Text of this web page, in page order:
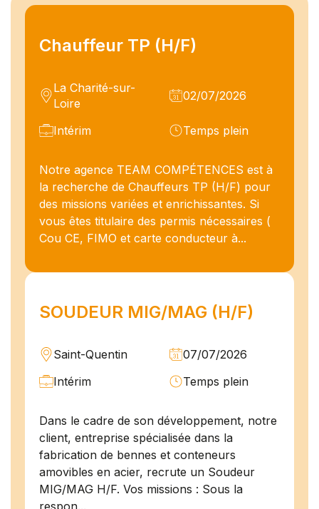
Chauffeur TP (H/F)
La Charité-sur-
Loire
02/07/2026
Intérim Temps plein
Notre agence TEAM COMPÉTENCES est à
la recherche de Chauffeurs TP (H/F) pour
des missions variées et enrichissantes. Si
vous êtes titulaire des permis nécessaires (
Cou CE, FIMO et carte conducteur à...
SOUDEUR MIG/MAG (H/F)
Saint-Quentin
07/07/2026
Intérim
Temps plein
Dans le cadre de son développement, notre
client, entreprise spécialisée dans la
fabrication de bennes et conteneurs
amovibles en acier, recrute un Soudeur
MIG/MAG H/F. Vos missions : Sous la